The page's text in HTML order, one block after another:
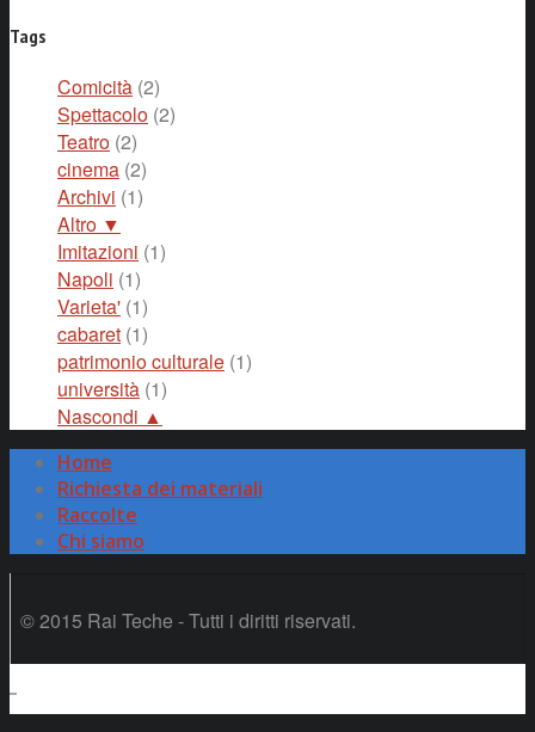
Tags
Comicità (2)
Spettacolo (2)
Teatro (2)
cinema (2)
Archivi (1)
Altro ▼
Imitazioni (1)
Napoli (1)
Varieta' (1)
cabaret (1)
patrimonio culturale (1)
università (1)
Nascondi ▲
Home
Richiesta dei materiali
Raccolte
Chi siamo
© 2015 Rai Teche - Tutti i diritti riservati.